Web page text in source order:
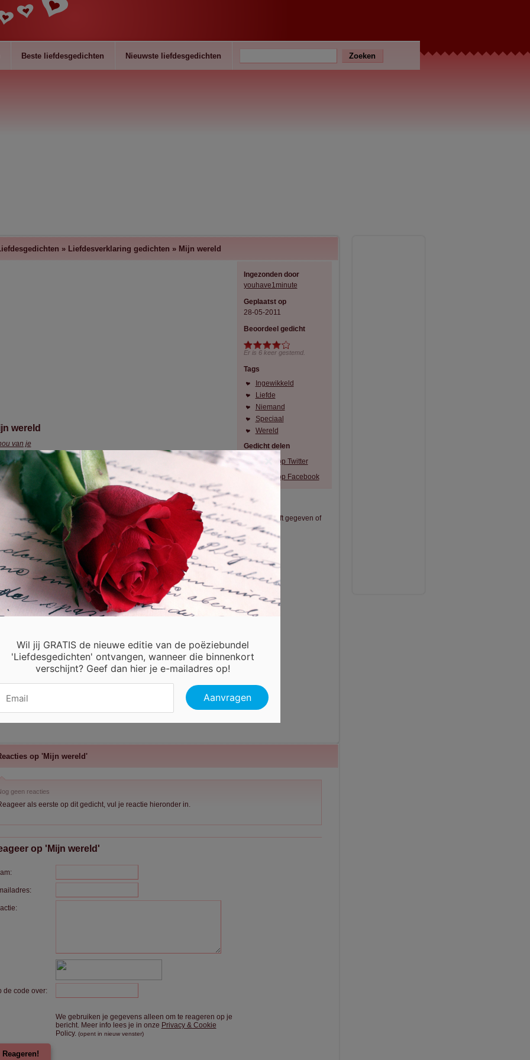
Beste liefdesgedichten Nieuwste liefdesgedichten
» Liefdesverklaring gedichten » Mijn wereld
Ingezonden door
youhave1minute
Geplaatst op
28-05-2011
Beoordeel gedicht
Er is 6keer gestemd.
Tags
Ingewikkeld
Liefde
Niemand
Speciaal
Wereld
Gedicht delen
Deel op Twitter
Deel op Facebook
wereld
van je
heel mijn hart ,
hart is klein maar jij zal de enigste zijn die er ooit is ingekomen en
er nooit meer uit zal gaan,
wereld is ingewikkeld maar jij maakt hem compleet,
iets wat niemand anders heeft ,
zijn gevoelens , en mooie lach en zoveel meer
mijn leven beter door de liefde die jij mij geeft en die niemand anders mij ooit heeft gegeven of
zal geven,
liefde is speciaal ,
heeft een inhoud en gevoel en niemand anders kan me meer bieden dan dat <3
op 'Mijn wereld'
geen reacties
als eerste op dit gedicht, vul je reactie hieronder in.
op 'Mijn wereld'
de code over:
We gebruiken je gegevens alleen om te reageren op je
bericht. Meer info lees je in onze Privacy & Cookie
Policy. (opent in nieuw venster)
Reageren!
Wil jij GRATIS de nieuwe editie van de poëziebundel
'Liefdesgedichten' ontvangen, wanneer die binnenkort
verschijnt? Geef dan hier je e-mailadres op!